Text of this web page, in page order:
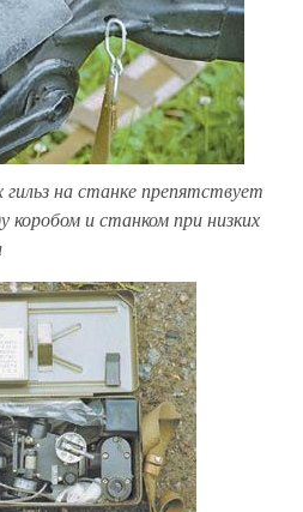
на станке препятствует
коробом и станком при низких